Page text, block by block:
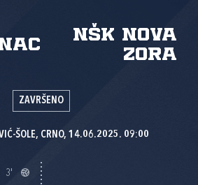
NŠK Nova
zora
ZAVRŠENO
ŠOLE, CRNO, 14.06.2025. 09:00
3'